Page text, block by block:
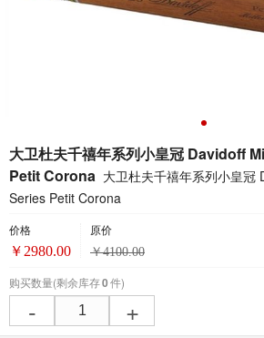
大卫杜夫千禧年系列小皇冠 Davidoff
Petit Corona 大卫杜夫千禧年系列小皇冠
Series Petit Corona
价格
￥ 2980.00
原价
￥4100.00
购买数量(剩余库存0件)
- +